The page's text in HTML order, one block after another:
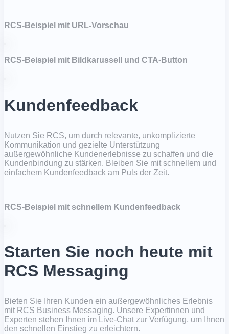
RCS-Beispiel mit URL-Vorschau
RCS-Beispiel mit Bildkarussell und CTA-Button
Kundenfeedback
Nutzen Sie RCS, um durch relevante, unkomplizierte
Kommunikation und gezielte Unterstützung
außergewöhnliche Kundenerlebnisse zu schaffen und die
Kundenbindung zu stärken. Bleiben Sie mit schnellem und
einfachem Kundenfeedback am Puls der Zeit.
RCS-Beispiel mit schnellem Kundenfeedback
Starten Sie noch heute mit
RCS Messaging
Bieten Sie Ihren Kunden ein außergewöhnliches Erlebnis
mit RCS Business Messaging. Unsere Expertinnen und
Experten stehen Ihnen im Live-Chat zur Verfügung, um Ihnen
den schnellen Einstieg zu erleichtern.